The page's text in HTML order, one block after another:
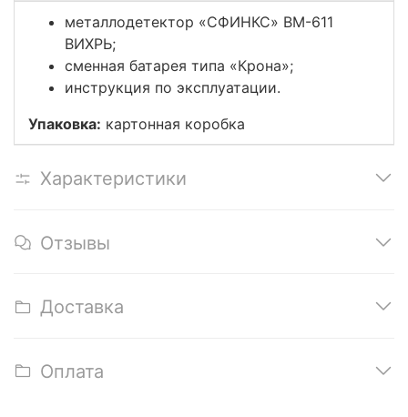
металлодетектор «СФИНКС» ВМ-611
ВИХРЬ;
сменная батарея типа «Крона»;
инструкция по эксплуатации.
Упаковка: картонная коробка
Характеристики
Отзывы
Доставка
Оплата